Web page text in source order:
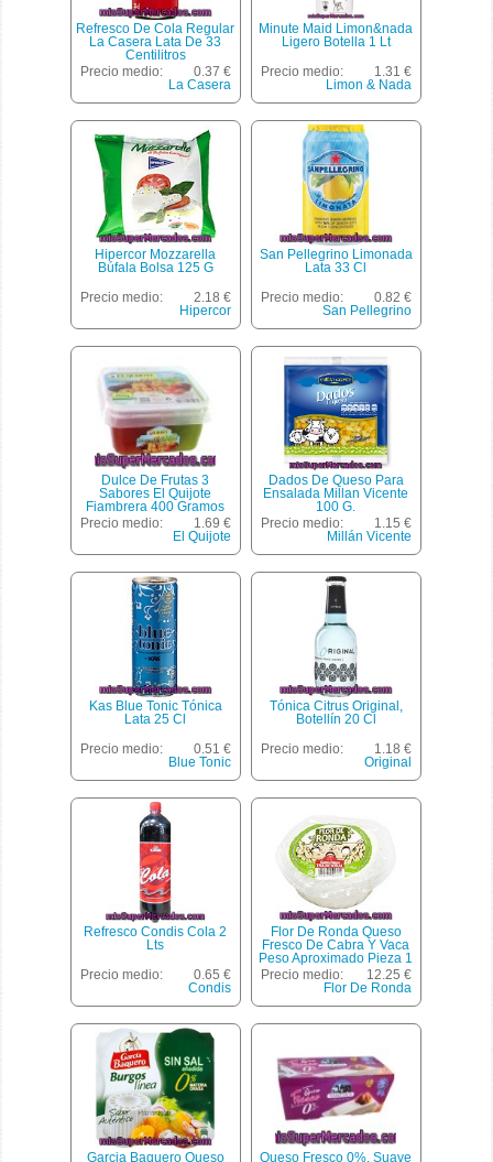
Refresco De Cola Regular
La Casera Lata De 33
Centilitros
Precio medio:
0.37 €
La Casera
Minute Maid Limon&nada
Ligero Botella 1 Lt
Precio medio:
1.31 €
Limon & Nada
Hipercor Mozzarella
Búfala Bolsa 125 G
Precio medio:
2.18 €
Hipercor
San Pellegrino Limonada
Lata 33 Cl
Precio medio:
0.82 €
San Pellegrino
Dulce De Frutas 3
Sabores El Quijote
Fiambrera 400 Gramos
Precio medio:
1.69 €
El Quijote
Dados De Queso Para
Ensalada Millan Vicente
100 G.
Precio medio:
1.15 €
Millán Vicente
Kas Blue Tonic Tónica
Lata 25 Cl
Precio medio:
0.51 €
Blue Tonic
Tónica Citrus Original,
Botellín 20 Cl
Precio medio:
1.18 €
Original
Refresco Condis Cola 2
Lts
Precio medio:
0.65 €
Condis
Flor De Ronda Queso
Fresco De Cabra Y Vaca
Peso Aproximado Pieza 1
Kg
Precio medio:
12.25 €
Flor De Ronda
Garcia Baquero Queso Queso Fresco 0%, Suave